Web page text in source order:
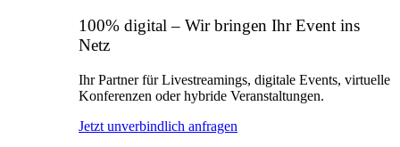
100% digital – Wir bringen Ihr Event ins
Netz
Ihr Partner für Livestreamings, digitale Events, virtuelle
Konferenzen oder hybride Veranstaltungen.
Jetzt unverbindlich anfragen